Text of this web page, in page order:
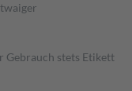
Gebrauch stets Etikett